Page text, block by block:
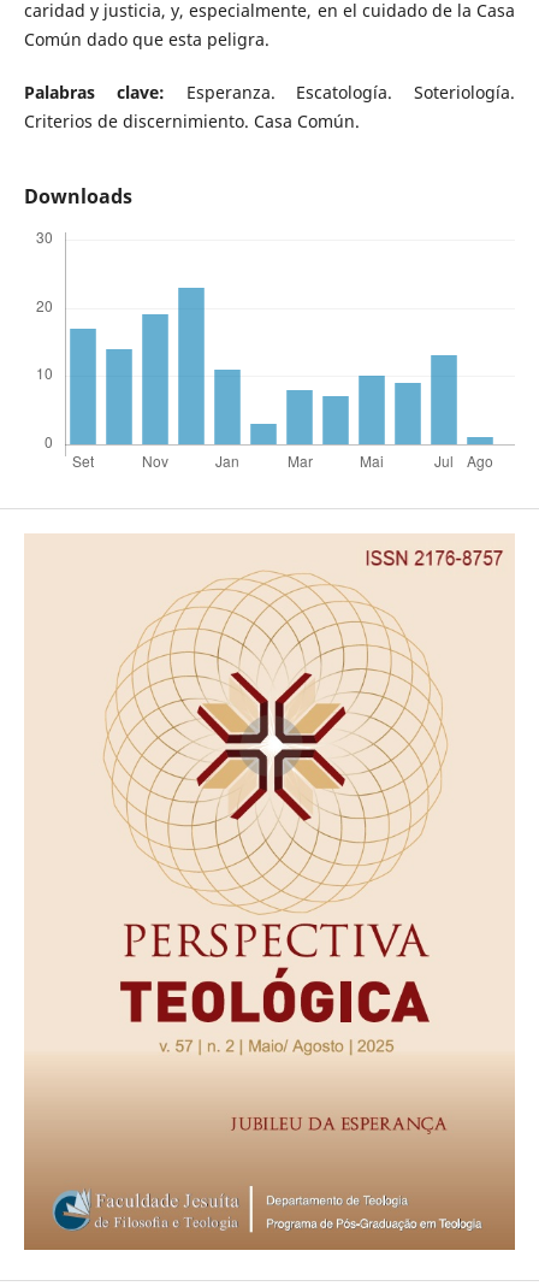
caridad y justicia, y, especialmente, en el cuidado de la Casa
Común dado que esta peligra.
Palabras clave: Esperanza. Escatología. Soteriología.
Criterios de discernimiento. Casa Común.
Downloads